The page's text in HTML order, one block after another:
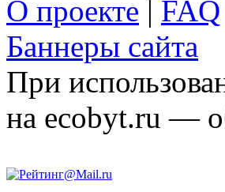
О проекте | FAQ
Баннеры сайта
При
на ecobyt.ru —